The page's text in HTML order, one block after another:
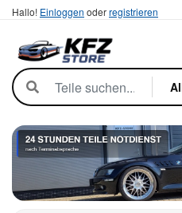
Hallo! Einloggen oderregistrieren